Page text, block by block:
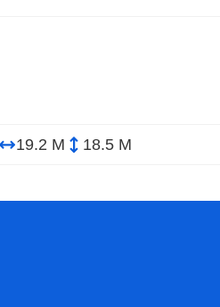
19.2 М 18.5 М